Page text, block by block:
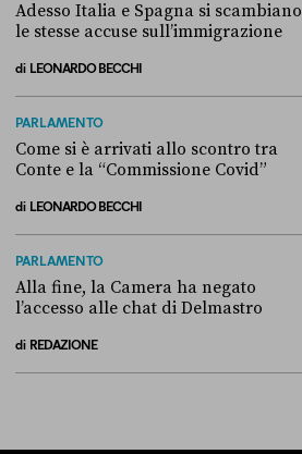
Adesso Italia e Spagna si scambiano
le stesse accuse sull’immigrazione
di LEONARDO BECCHI
PARLAMENTO
Come si è arrivati allo scontro tra
Conte e la “Commissione Covid”
di LEONARDO BECCHI
PARLAMENTO
Alla fine, la Camera ha negato
l’accesso alle chat di Delmastro
di REDAZIONE